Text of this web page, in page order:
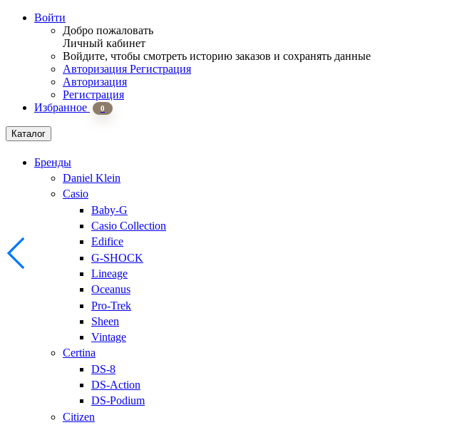
Войти
Добро пожаловать
Личный кабинет
Войдите, чтобы смотреть историю заказов и сохранять данные
Авторизация Регистрация
Авторизация
Регистрация
Избранное
0
Каталог
Бренды
Daniel Klein
Casio
Baby-G
Casio Collection
Edifice
G-SHOCK
Lineage
Oceanus
Pro-Trek
Sheen
Vintage
Certina
DS-8
DS-Action
DS-Podium
Citizen